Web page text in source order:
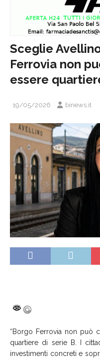
Sceglie
Ferrovia non
essere
19/05/2026 binews.it
“Borgo Ferrovia non può
quartiere di serie B. I
investimenti concreti e